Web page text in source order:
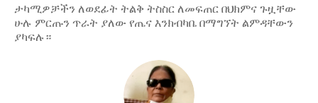
ታካሚዎቻችን ለወደፊት ትልቅ ትስስር ለመፍጠር በህክምና ጉዟቸው
ሁሉ ምርጡን ጥራት ያለው የጤና እንክብካቤ በማግኘት ልምዳቸውን
ያካፍሉ።